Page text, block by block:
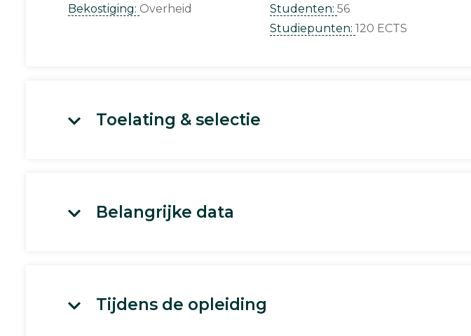
Bekostiging: Overheid Studenten: 56
Studiepunten: 120 ECTS
Toelating & selectie
Belangrijke data
Tijdens de opleiding